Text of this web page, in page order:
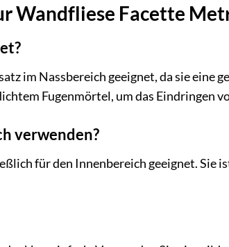
Wandfliese Facette
im Nassbereich geeignet, da sie eine
Fugenmörtel, um das Eindringen
verwenden?
für den Innenbereich geeignet. Sie